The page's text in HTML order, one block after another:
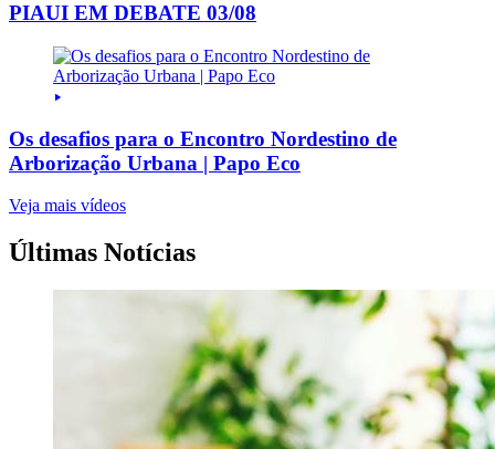
PIAUI EM DEBATE 03/08
Os desafios para o Encontro Nordestino de
Arborização Urbana | Papo Eco
Veja mais vídeos
Últimas Notícias